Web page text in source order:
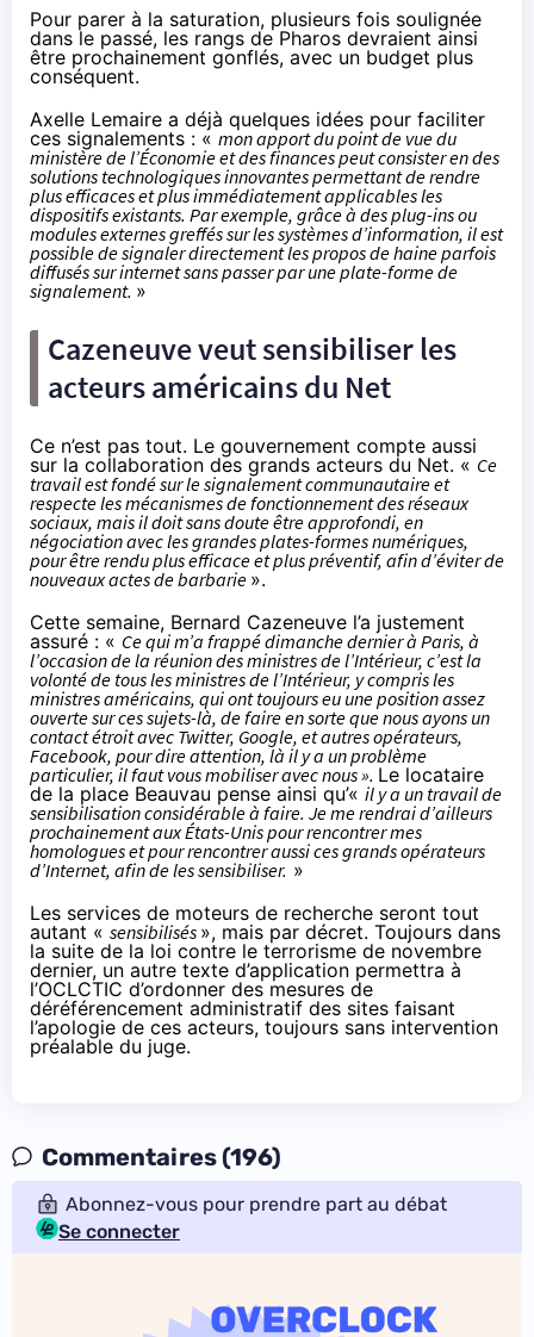
Pour parer à la saturation, plusieurs fois soulignée
dans le passé, les rangs de Pharos devraient ainsi
être prochainement gonflés, avec un budget plus
conséquent.
Axelle Lemaire a déjà quelques idées pour faciliter
ces signalements : « mon apport du point de vue du
ministère de l’Économie et des finances peut consister en des
solutions technologiques innovantes permettant de rendre
plus efficaces et plus immédiatement applicables les
dispositifs existants. Par exemple, grâce à des plug-ins ou
modules externes greffés sur les systèmes d’information, il est
possible de signaler directement les propos de haine parfois
diffusés sur internet sans passer par une plate-forme de
signalement. »
Cazeneuve veut sensibiliser les
acteurs américains du Net
Ce n’est pas tout. Le gouvernement compte aussi
sur la collaboration des grands acteurs du Net. « Ce
travail est fondé sur le signalement communautaire et
respecte les mécanismes de fonctionnement des réseaux
sociaux, mais il doit sans doute être approfondi, en
négociation avec les grandes plates-formes numériques,
pour être rendu plus efficace et plus préventif, afin d’éviter de
nouveaux actes de barbarie ».
Cette semaine, Bernard Cazeneuve l’a justement
assuré : « Ce qui m’a frappé dimanche dernier à Paris, à
l’occasion de la réunion des ministres de l’Intérieur, c’est la
volonté de tous les ministres de l’Intérieur, y compris les
ministres américains, qui ont toujours eu une position assez
ouverte sur ces sujets-là, de faire en sorte que nous ayons un
contact étroit avec Twitter, Google, et autres opérateurs,
Facebook, pour dire attention, là il y a un problème
particulier, il faut vous mobiliser avec nous ». Le locataire
de la place Beauvau pense ainsi qu’« il y a un travail de
sensibilisation considérable à faire. Je me rendrai d’ailleurs
prochainement aux États-Unis pour rencontrer mes
homologues et pour rencontrer aussi ces grands opérateurs
d’Internet, afin de les sensibiliser. »
Les services de moteurs de recherche seront tout
autant « sensibilisés », mais par décret. Toujours dans
la suite de la loi contre le terrorisme de novembre
dernier, un autre texte d’application permettra à
l’OCLCTIC d’ordonner des mesures de
déréférencement administratif des sites faisant
l’apologie de ces acteurs, toujours sans intervention
préalable du juge.
Commentaires (196)
Abonnez-vous pour prendre part au débat
Se connecter